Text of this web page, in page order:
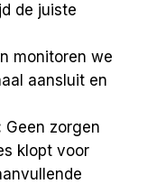
de juiste
monitoren we
aansluit en
Geen zorgen
klopt voor